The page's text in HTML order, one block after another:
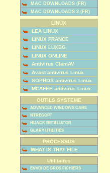
MAC DOWNLOADS (FR)
MAC DOWNLOADS 2 (FR)
LINUX
LEA LINUX
LINUX FRANCE
LINUX LUXBG
LINUX ONLINE
Antivirus ClamAV
Avast antivirus Linux
SOPHOS antivirus Linux
MCAFEE antivirus Linux
OUTILS SYSTEME
ADVANCED WINDOWS CARE
NTREGOPT
HIJACK RETALIATOR
GLARY UTILITIES
PROCESSUS
WHAT IS THAT FILE
Utilitaires
ENVOI DE GROS FICHIERS